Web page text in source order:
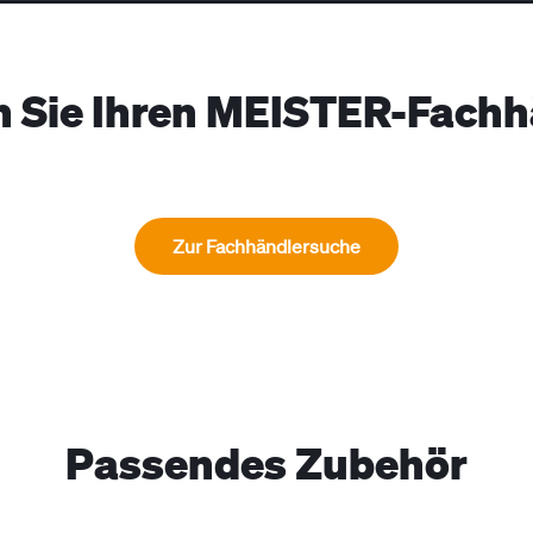
Sie Ihren MEISTER-
Zur Fachhändlersuche
Passendes Zubehör